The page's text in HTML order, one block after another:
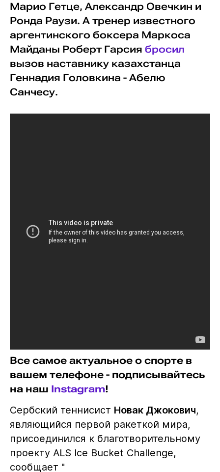
Марио Гетце, Александр Овечкин и
Ронда Раузи. А тренер известного
аргентинского боксера Маркоса
Майданы Роберт Гарсия бросил
вызов наставнику казахстанца
Геннадия Головкина - Абелю
Санчесу.
Все самое актуальное о спорте в
вашем телефоне - подписывайтесь
на наш Instagram!
Сербский теннисист Новак Джокович,
являющийся первой ракеткой мира,
присоединился к благотворительному
проекту ALS Ice Bucket Challenge,
сообщает "